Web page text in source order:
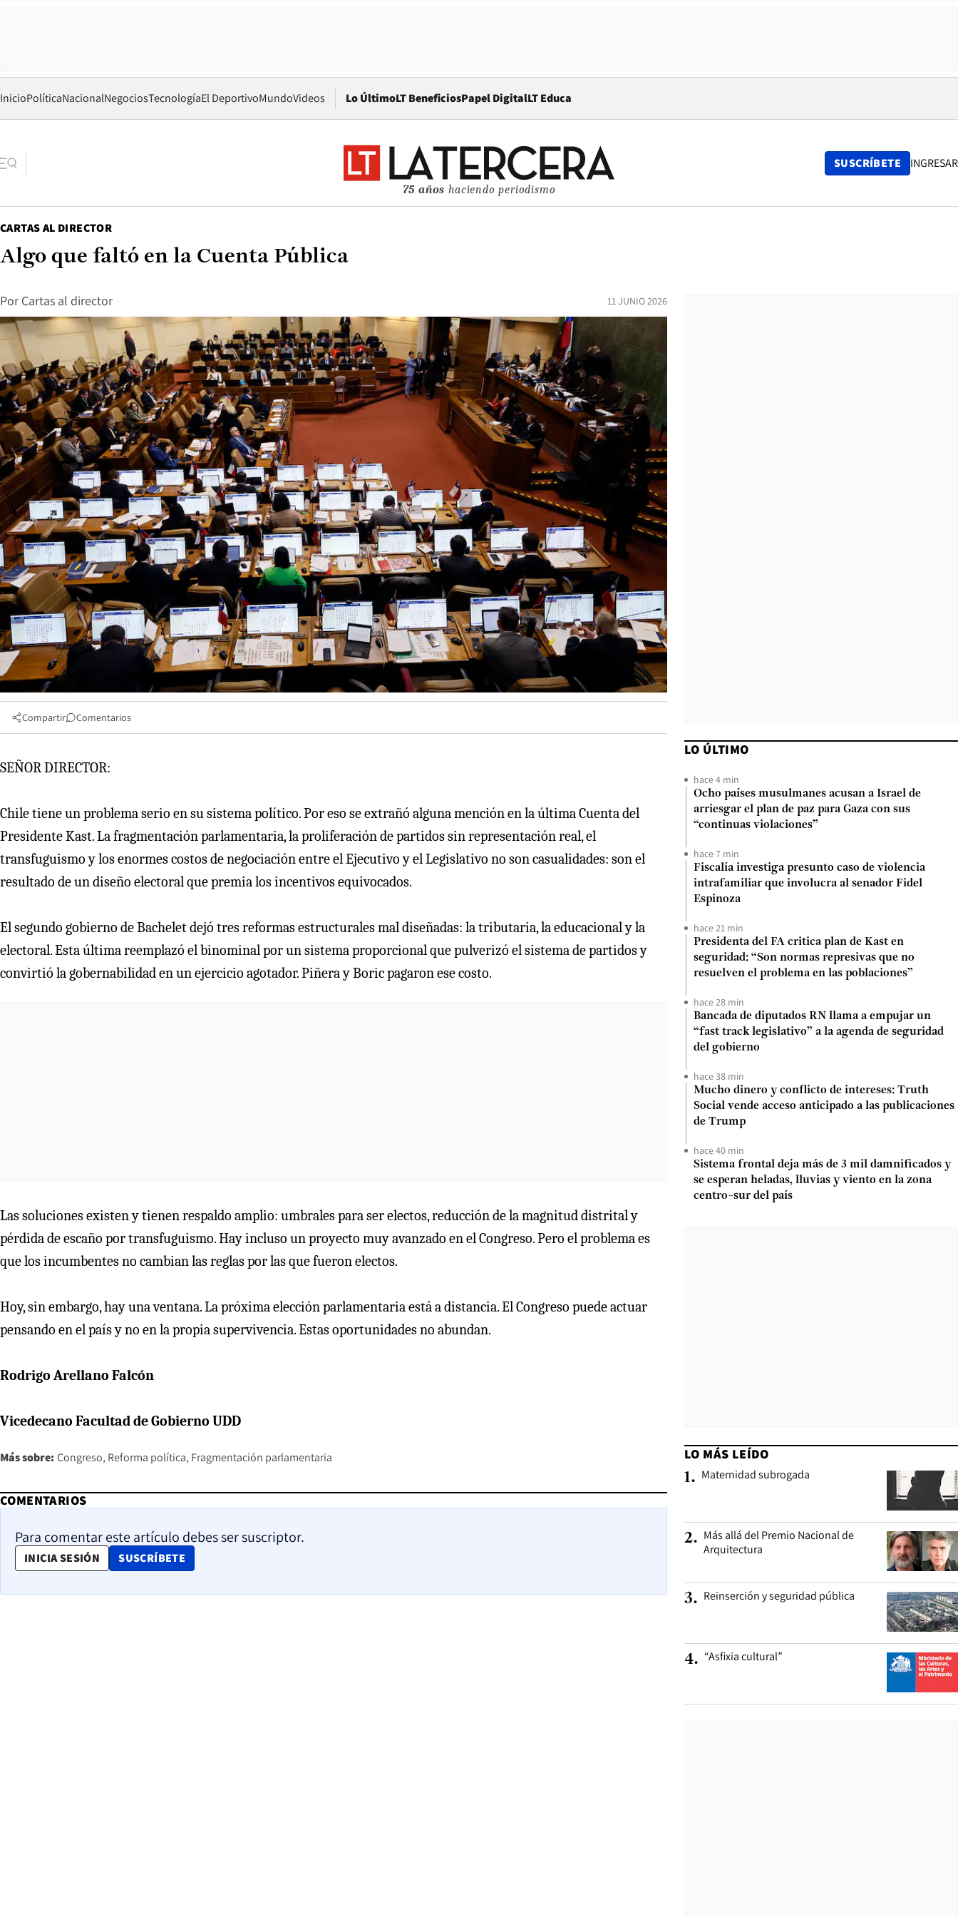
InicioPolíticaNacionalNegociosTecnologíaEl DeportivoMundoVideos Lo ÚltimoLT BeneficiosPapel DigitalOpens in new window
LT Educa
75 años haciendo periodismo
SUSCRÍBETE INGRESAR
CARTAS AL DIRECTOR
Algo que faltó en la Cuenta Pública
Por Cartas al director 11 JUNIO 2026
Compartir Comentarios
SEÑOR DIRECTOR:
Chile tiene un problema serio en su sistema político. Por eso se extrañó alguna mención en la última Cuenta del
Presidente Kast. La fragmentación parlamentaria, la proliferación de partidos sin representación real, el
transfuguismo y los enormes costos de negociación entre el Ejecutivo y el Legislativo no son casualidades: son el
resultado de un diseño electoral que premia los incentivos equivocados.
El segundo gobierno de Bachelet dejó tres reformas estructurales mal diseñadas: la tributaria, la educacional y la
electoral. Esta última reemplazó el binominal por un sistema proporcional que pulverizó el sistema de partidos y
convirtió la gobernabilidad en un ejercicio agotador. Piñera y Boric pagaron ese costo.
Las soluciones existen y tienen respaldo amplio: umbrales para ser electos, reducción de la magnitud distrital y
pérdida de escaño por transfuguismo. Hay incluso un proyecto muy avanzado en el Congreso. Pero el problema es
que los incumbentes no cambian las reglas por las que fueron electos.
Hoy, sin embargo, hay una ventana. La próxima elección parlamentaria está a distancia. El Congreso puede actuar
pensando en el país y no en la propia supervivencia. Estas oportunidades no abundan.
Rodrigo Arellano Falcón
Vicedecano Facultad de Gobierno UDD
Más sobre: Congreso Reforma política Fragmentación parlamentaria
COMENTARIOS
Para comentar este artículo debes ser suscriptor.
INICIA SESIÓN SUSCRÍBETE
OPENS IN NEW WINDOW
LO ÚLTIMO
hace 4 min
Ocho países musulmanes acusan a Israel de
arriesgar el plan de paz para Gaza con sus
“continuas violaciones”
hace 7 min
Fiscalía investiga presunto caso de violencia
intrafamiliar que involucra al senador Fidel
Espinoza
hace 21 min
Presidenta del FA critica plan de Kast en
seguridad: “Son normas represivas que no
resuelven el problema en las poblaciones”
hace 28 min
Bancada de diputados RN llama a empujar un
“fast track legislativo” a la agenda de seguridad
del gobierno
hace 38 min
Mucho dinero y conflicto de intereses: Truth
Social vende acceso anticipado a las publicaciones
de Trump
hace 40 min
Sistema frontal deja más de 3 mil damnificados y
se esperan heladas, lluvias y viento en la zona
centro-sur del país
LO MÁS LEÍDO
1. Maternidad subrogada
2. Más allá del Premio Nacional de
Arquitectura
3. Reinserción y seguridad pública
4. “Asfixia cultural”